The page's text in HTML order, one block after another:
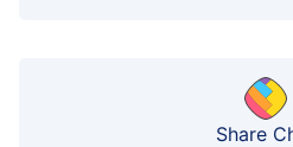
Share